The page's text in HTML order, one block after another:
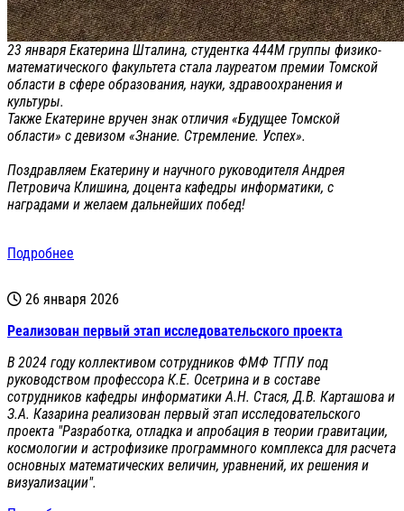
23 января Екатерина Шталина, студентка 444М группы физико-
математического факультета стала лауреатом премии Томской
области в сфере образования, науки, здравоохранения и
культуры.
Также Екатерине вручен знак отличия «Будущее Томской
области» с девизом «Знание. Стремление. Успех».
Поздравляем Екатерину и научного руководителя Андрея
Петровича Клишина, доцента кафедры информатики, с
наградами и желаем дальнейших побед!
Подробнее
26 января 2026
Реализован первый этап исследовательского проекта
В 2024 году коллективом сотрудников ФМФ ТГПУ под
руководством профессора К.Е. Осетрина и в составе
сотрудников кафедры информатики А.Н. Стася, Д.В. Карташова и
З.А. Казарина реализован первый этап исследовательского
проекта "Разработка, отладка и апробация в теории гравитации,
космологии и астрофизике программного комплекса для расчета
основных математических величин, уравнений, их решения и
визуализации".